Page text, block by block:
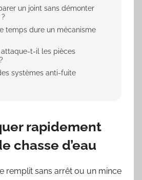
un joint sans démonter
temps dure un mécanisme
attaque-t-il les pièces
systèmes anti-fuite
rapidement
chasse d’eau
remplit sans arrêt ou un mince